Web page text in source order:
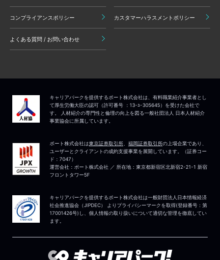
コンプライアンスポリシー カスタマーハラスメントポリシー
よくある質問 / お問い合わせ